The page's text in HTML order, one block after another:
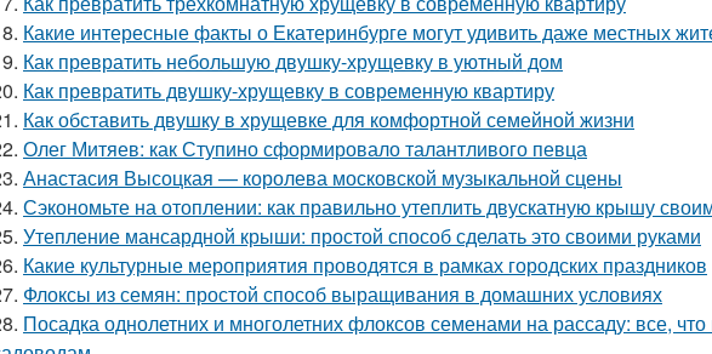
Какие интересные факты о Екатеринбурге могут удивить даже местных
Как превратить небольшую двушку-хрущевку в уютный дом
Как превратить двушку-хрущевку в современную квартиру
Как обставить двушку в хрущевке для комфортной семейной жизни
Олег Митяев: как Ступино сформировало талантливого певца
Анастасия Высоцкая — королева московской музыкальной сцены
Сэкономьте на отоплении: как правильно утеплить двускатную крышу
Утепление мансардной крыши: простой способ сделать это своими руками
Какие культурные мероприятия проводятся в рамках городских праздников
Флоксы из семян: простой способ выращивания в домашних условиях
Посадка однолетних и многолетних флоксов семенами на рассаду: все,